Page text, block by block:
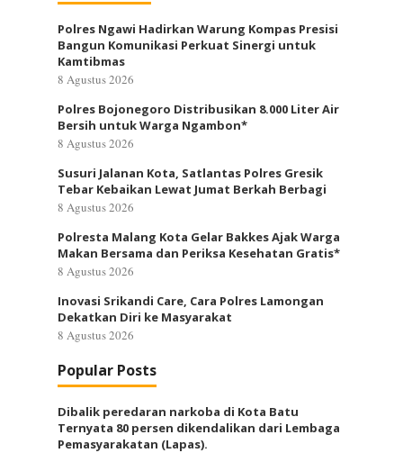
Polres Ngawi Hadirkan Warung Kompas Presisi
Bangun Komunikasi Perkuat Sinergi untuk
Kamtibmas
8 Agustus 2026
Polres Bojonegoro Distribusikan 8.000 Liter Air
Bersih untuk Warga Ngambon*
8 Agustus 2026
Susuri Jalanan Kota, Satlantas Polres Gresik
Tebar Kebaikan Lewat Jumat Berkah Berbagi
8 Agustus 2026
Polresta Malang Kota Gelar Bakkes Ajak Warga
Makan Bersama dan Periksa Kesehatan Gratis*
8 Agustus 2026
Inovasi Srikandi Care, Cara Polres Lamongan
Dekatkan Diri ke Masyarakat
8 Agustus 2026
Popular Posts
Dibalik peredaran narkoba di Kota Batu
Ternyata 80 persen dikendalikan dari Lembaga
Pemasyarakatan (Lapas).